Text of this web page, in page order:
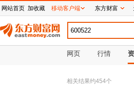
网页 行情
相关结果约454个
网站首页 加收藏 移动客户端 东方财富